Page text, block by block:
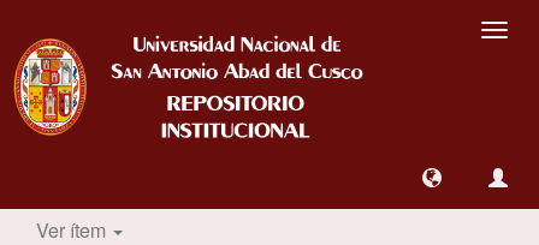
Ver ítem